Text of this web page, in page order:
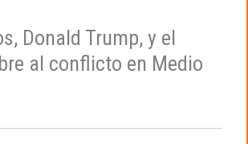
Donald Trump, y el
al conflicto en Medio